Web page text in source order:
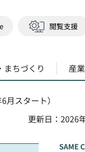
閲覧支援
まちづくり 産
スタート）
更新日：2026